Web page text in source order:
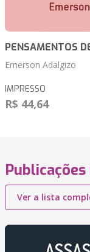
PENSAMENTOS
Emerson Adalgizo
IMPRESSO
R$ 44,64
Ver a lista